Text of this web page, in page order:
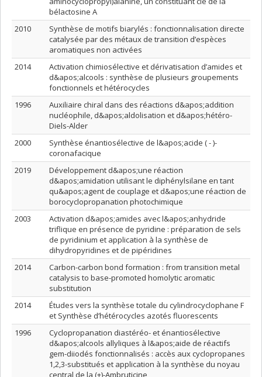
bélactosine A
2010
Synthèse de motifs biarylés : fonctionnalisation directe
catalysée par des métaux de transition d’espèces
aromatiques non activées
2014
Activation chimiosélective et dérivatisation d’amides et
d&apos;alcools : synthèse de plusieurs groupements
fonctionnels et hétérocycles
1996
Auxiliaire chiral dans des réactions d&apos;addition
nucléophile, d&apos;aldolisation et d&apos;hétéro-
Diels-Alder
2000
Synthèse énantiosélective de l&apos;acide ( - )-
coronafacique
2019
Développement d&apos;une réaction
d&apos;amidation utilisant le diphénylsilane en tant
qu&apos;agent de couplage et d&apos;une réaction de
borocyclopropanation photochimique
2003
Activation d&apos;amides avec l&apos;anhydride
triflique en présence de pyridine : préparation de sels
de pyridinium et application à la synthèse de
dihydropyridines et de pipéridines
2014
Carbon-carbon bond formation : from transition metal
catalysis to base-promoted homolytic aromatic
substitution
2014
Études vers la synthèse totale du cylindrocyclophane F
et Synthèse d’hétérocycles azotés fluorescents
1996
Cyclopropanation diastéréo- et énantiosélective
d&apos;alcools allyliques à l&apos;aide de réactifs
gem-diiodés fonctionnalisés : accès aux cyclopropanes
1,2,3-substitués et application à la synthèse du noyau
central de la (+)-Ambruticine